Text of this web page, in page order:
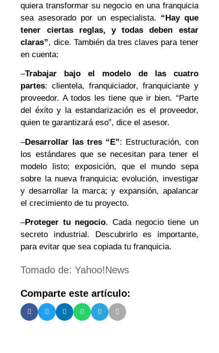
quiera transformar su negocio en una franquicia
sea asesorado por un especialista. “Hay que
tener ciertas reglas, y todas deben estar
claras”, dice. También da tres claves para tener
en cuenta:
–Trabajar bajo el modelo de las cuatro
partes: clientela, franquiciador, franquiciante y
proveedor. A todos les tiene que ir bien. “Parte
del éxito y la estandarización es el proveedor,
quien te garantizará eso”, dice el asesor.
–Desarrollar las tres “E”: Estructuración, con
los estándares que se necesitan para tener el
modelo listo; exposición, que el mundo sepa
sobre la nueva franquicia; evolución, investigar
y desarrollar la marca; y expansión, apalancar
el crecimiento de tu proyecto.
–Proteger tu negocio. Cada negocio tiene un
secreto industrial. Descubrirlo es importante,
para evitar que sea copiada tu franquicia.
Tomado de: Yahoo!News
Comparte este artículo: